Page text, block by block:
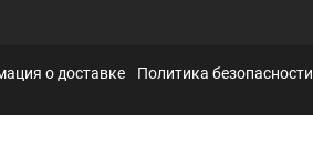
о доставке Политика безопасности